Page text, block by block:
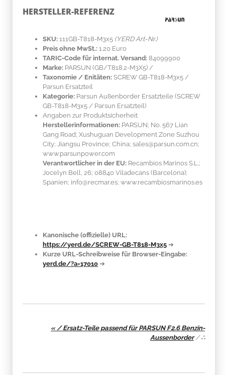
HERSTELLER-REFERENZ
SKU: 111GB-T818-M3x5 (YERD Art-Nr.)
Preis ohne MwSt.: 1.20 Euro
TARIC-Code für internat. Versand: 84099900
Marke: PARSUN (GB/T818.2-M3X5) /
Taxonomie / Enitäten: SCREW GB-T818-M3x5 /
Parsun Ersatzteil
Kategorie: Parsun Außenborder Ersatzteile (SCREW
GB-T818-M3x5 / Parsun Ersatzteil)
Angaben zur Produktsicherheit
Herstellerinformationen: PARSUN; No. 567 Lian
Gang Road; Xushuguan Development Zone Suzhou
City; Jiangsu Province; China; sales@parsun.com.cn;
www.parsunpower.com
Verantwortlicher in der EU: Recambios Marinos S.L.;
Jocelyn Bell, 26; 08840 Viladecans (Barcelona);
Spanien; info@recmar.es; www.recambiosmarinos.es
Kanonische (offizielle) URL:
https://yerd.de/SCREW-GB-T818-M3x5 ➔
Kurze URL-Schreibweise für Browser-Eingabe:
yerd.de/?a=17010 ➔
« / Ersatz-Teile passend für PARSUN F2.6 Benzin-
Aussenborder/∴